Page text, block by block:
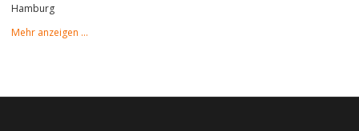
Hamburg
Mehr anzeigen …